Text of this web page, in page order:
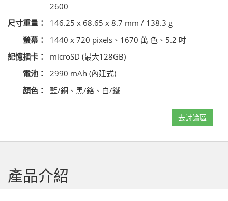
2600
尺寸重量：
146.25 x 68.65 x 8.7 mm / 138.3 g
螢幕：
1440 x 720 pixels、1670 萬 色、5.2 吋
記憶插卡：
microSD (最大128GB)
電池：
2990 mAh (內建式)
顏色：
藍/銅、黑/鉻、白/鐵
去討論區
產品介紹